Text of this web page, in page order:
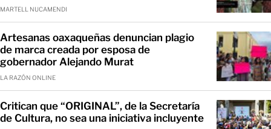
MARTELL NUCAMENDI
Artesanas oaxaqueñas denuncian plagio
de marca creada por esposa de
gobernador Alejando Murat
LA RAZÓN ONLINE
Critican que “ORIGINAL”, de la Secretaría
de Cultura, no sea una iniciativa incluyente